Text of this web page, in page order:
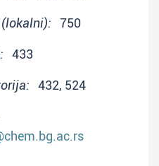
750
433
432, 524